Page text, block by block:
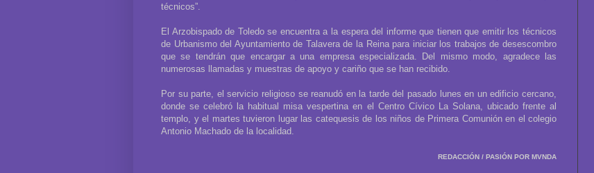
técnicos”.
El Arzobispado de Toledo se encuentra a la espera del informe que tienen que emitir los técnicos
de Urbanismo del Ayuntamiento de Talavera de la Reina para iniciar los trabajos de desescombro
que se tendrán que encargar a una empresa especializada. Del mismo modo, agradece las
numerosas llamadas y muestras de apoyo y cariño que se han recibido.
Por su parte, el servicio religioso se reanudó en la tarde del pasado lunes en un edificio cercano,
donde se celebró la habitual misa vespertina en el Centro Cívico La Solana, ubicado frente al
templo, y el martes tuvieron lugar las catequesis de los niños de Primera Comunión en el colegio
Antonio Machado de la localidad.
REDACCIÓN / PASIÓN POR MVNDA